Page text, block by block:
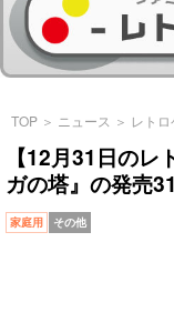
TOP ＞ ニュース ＞ レト
【12月31日の
ガの塔』の発売
家庭用 その他